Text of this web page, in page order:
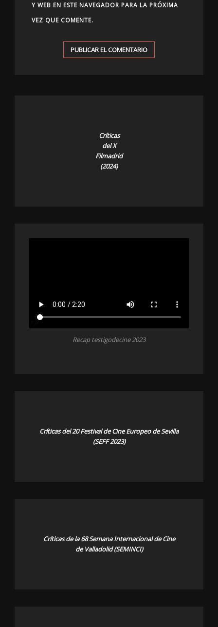
Y WEB EN ESTE NAVEGADOR PARA LA PRÓXIMA
VEZ QUE COMENTE.
Críticas
del X
Filmadrid
(2024)
Recap testigodecine 2023
Críticas del 20 Festival de Cine Europeo de Sevilla
(SEFF 2023)
Críticas de la 68 Semana Internacional de Cine
de Valladolid (SEMINCI)